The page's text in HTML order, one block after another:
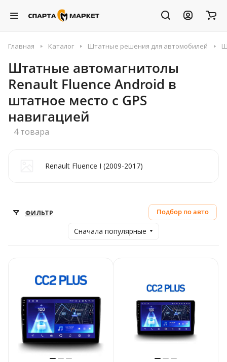
Главная Каталог Штатные решения для автомобилей
Штатные автомагнитолы
Renault Fluence Android в
штатное место с GPS
навигацией
4 товара
Renault Fluence I (2009-2017)
ФИЛЬТР Подбор по авто
Сначала популярные